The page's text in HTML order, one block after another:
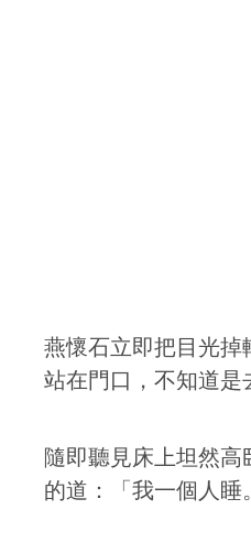
燕懷石立即把目光掉
站在門口，不知道是
隨即聽見床上坦然
的道：「我一個人睡